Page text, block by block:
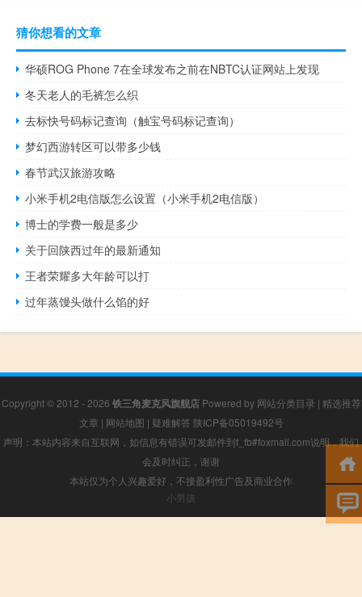
猜你想看的文章
华硕ROG Phone 7在全球发布之前在NBTC认证网站上发现
冬天老人的毛裤怎么织
去标快号码标记查询（触宝号码标记查询）
梦幻西游转区可以带多少钱
春节武汉旅游攻略
小米手机2电信版怎么设置（小米手机2电信版）
博士的学费一般是多少
关于回陕西过年的最新通知
王者荣耀多大年龄可以打
过年蒸馒头做什么馅的好
Copyright © 2012 - 2026 铁三角麦克风旗舰店Powered by 网站分类目录 | 精选推荐
文章 | 网站地图 | 疑难解答 陕ICP备05019492号
声明：本站内容来自互联网，如信息有错误可发邮件到f_fb#foxmail.com说明，我们
会及时纠正，谢谢
本站仅为个人兴趣爱好，不接盈利性广告及商业合作
小男孩